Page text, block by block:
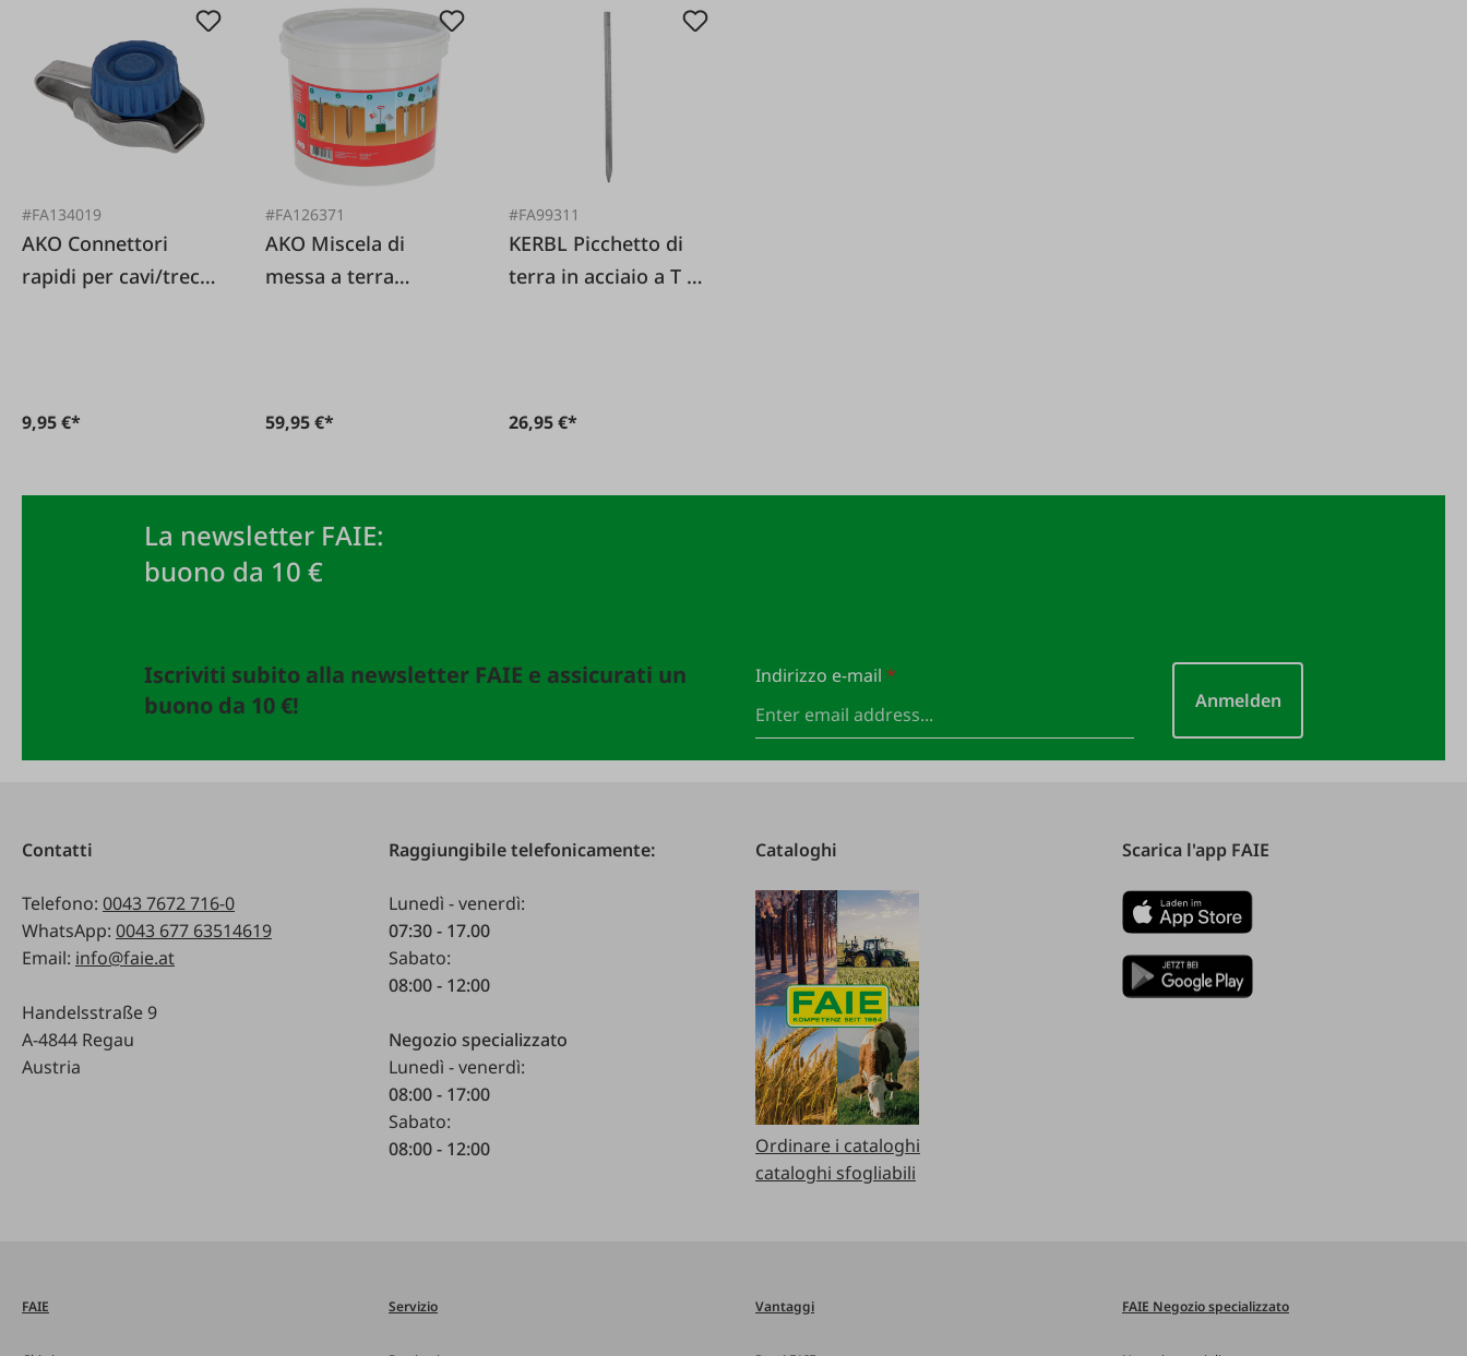
#FA134019
AKO Connettori
rapidi per cavi/trecce
9,95 €*
#FA126371
AKO Miscela di
messa a terra
59,95 €*
#FA99311
KERBL Picchetto di
terra in acciaio a T 2
26,95 €*
La newsletter FAIE:
buono da 10 €
Iscriviti subito alla newsletter FAIE e assicurati un
buono da 10 €!
Indirizzo e-mail *
Anmelden
Contatti
Telefono: 0043 7672 716-0
WhatsApp: 0043 677 63514619
Email: info@faie.at
Handelsstraße 9
A-4844 Regau
Austria
Raggiungibile telefonicamente:
Lunedì - venerdì:
07:30 - 17.00
Sabato:
08:00 - 12:00
Negozio specializzato
Lunedì - venerdì:
08:00 - 17:00
Sabato:
08:00 - 12:00
Cataloghi
Ordinare i cataloghi
cataloghi sfogliabili
Scarica l'app FAIE
FAIE Servizio Vantaggi FAIE Negozio specializzato